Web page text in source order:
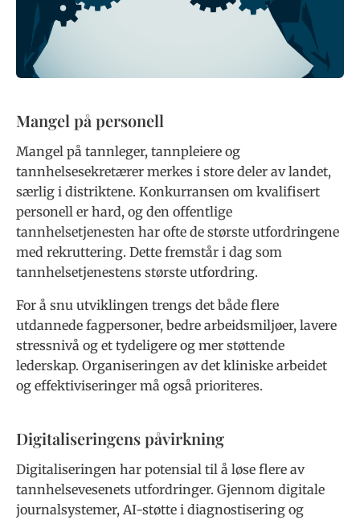
Mangel på personell
Mangel på tannleger, tannpleiere og
tannhelsesekretærer merkes i store deler av landet,
særlig i distriktene. Konkurransen om kvalifisert
personell er hard, og den offentlige
tannhelsetjenesten har ofte de største utfordringene
med rekruttering. Dette fremstår i dag som
tannhelsetjenestens største utfordring.
For å snu utviklingen trengs det både flere
utdannede fagpersoner, bedre arbeidsmiljøer, lavere
stressnivå og et tydeligere og mer støttende
lederskap. Organiseringen av det kliniske arbeidet
og effektiviseringer må også prioriteres.
Digitaliseringens påvirkning
Digitaliseringen har potensial til å løse flere av
tannhelsevesenets utfordringer. Gjennom digitale
journalsystemer, AI-støtte i diagnostisering og